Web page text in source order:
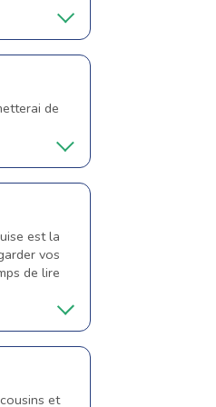
de
est la
vos
de lire
et